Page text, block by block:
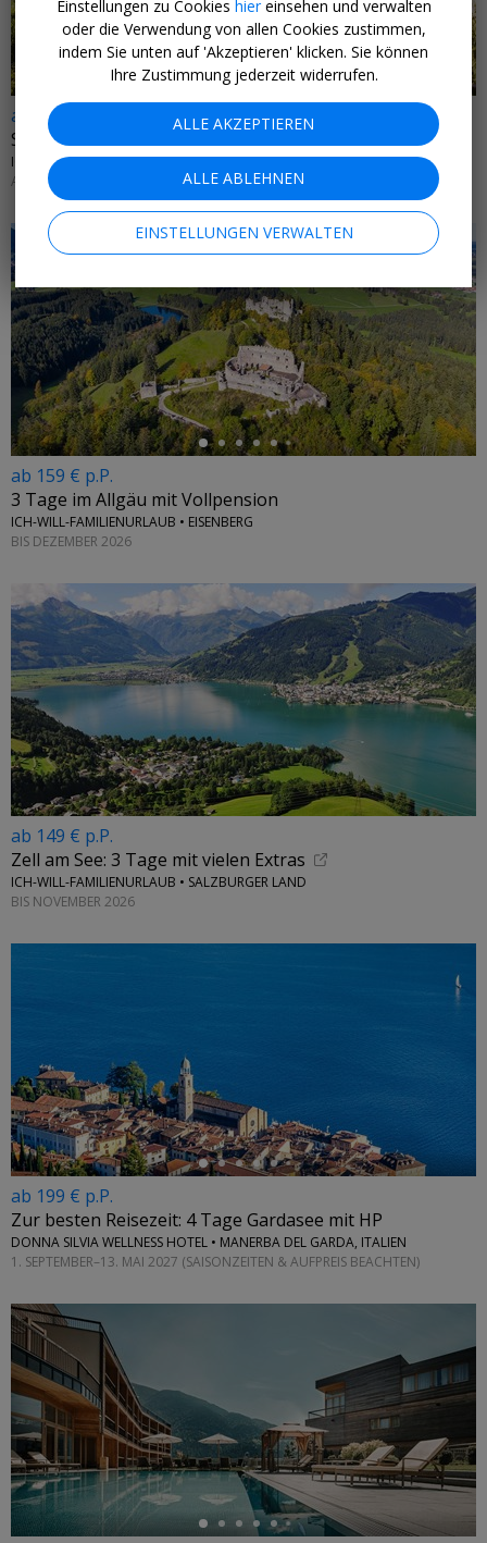
ab 315 € p.P.
Schönstes Dorf: Boutique-Hotel mit Al
ICH-WILL-FAMILIENURLAUB • ALPBACH
AB SOFORT
←
ab 159 € p.P.
3 Tage im Allgäu mit Vollpension
ICH-WILL-FAMILIENURLAUB • EISENBERG
BIS DEZEMBER 2026
ab 149 € p.P.
Zell am See: 3 Tage mit vielen Extras
ICH-WILL-FAMILIENURLAUB • SALZBURGER LAND
BIS NOVEMBER 2026
ab 199 € p.P.
Zur besten Reisezeit: 4 Tage Gardasee mit HP
DONNA SILVIA WELLNESS HOTEL • MANERBA DEL GARDA, ITALIEN
1. SEPTEMBER–13. MAI 2027 (SAISONZEITEN & AUFPREIS BEACHTEN)
←
Einstellungen zu Cookies hiereinsehen und verwalten
oder die Verwendung von allen Cookies zustimmen,
indem Sie unten auf 'Akzeptieren' klicken. Sie können
Ihre Zustimmung jederzeit widerrufen.
ALLE AKZEPTIEREN
ALLE ABLEHNEN
EINSTELLUNGEN VERWALTEN